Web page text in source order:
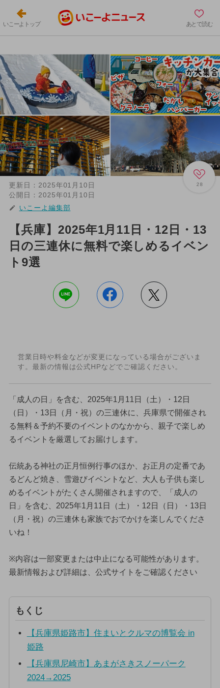
いこーよトップ あとで読む
28
更新日： 2025年01月10日
公開日： 2025年01月10日
いこーよ編集部
【兵庫】2025年1月11日・12日・13
日の三連休に無料で楽しめるイベン
ト9選
営業日時や料金などが変更になっている場合がございま
す。最新の情報は公式HPなどでご確認ください。
「成人の日」を含む、2025年1月11日（土）・12日
（日）・13日（月・祝）の三連休に、兵庫県で開催され
る無料＆予約不要のイベントのなかから、親子で楽しめ
るイベントを厳選してお届けします。
伝統ある神社の正月恒例行事のほか、お正月の定番であ
るどんど焼き、雪遊びイベントなど、大人も子供も楽し
めるイベントがたくさん開催されますので、「成人の
日」を含む、2025年1月11日（土）・12日（日）・13日
（月・祝）の三連休も家族でおでかけを楽しんでくださ
いね！
※内容は一部変更または中止になる可能性があります。
最新情報および詳細は、公式サイトをご確認ください
もくじ
【兵庫県姫路市】住まいとクルマの博覧会 in
姫路
【兵庫県尼崎市】あまがさきスノーパーク
2024→2025